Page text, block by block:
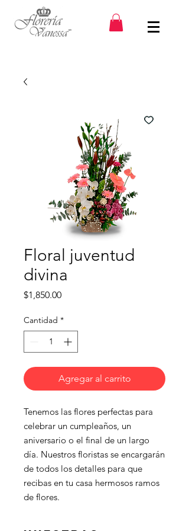
Floral juventud
divina
$1,850.00Precio
Cantidad *
Agregar al carrito
Tenemos las flores perfectas para
celebrar un cumpleaños, un
aniversario o el final de un largo
día. Nuestros floristas se encargarán
de todos los detalles para que
recibas en tu casa hermosos ramos
de flores.